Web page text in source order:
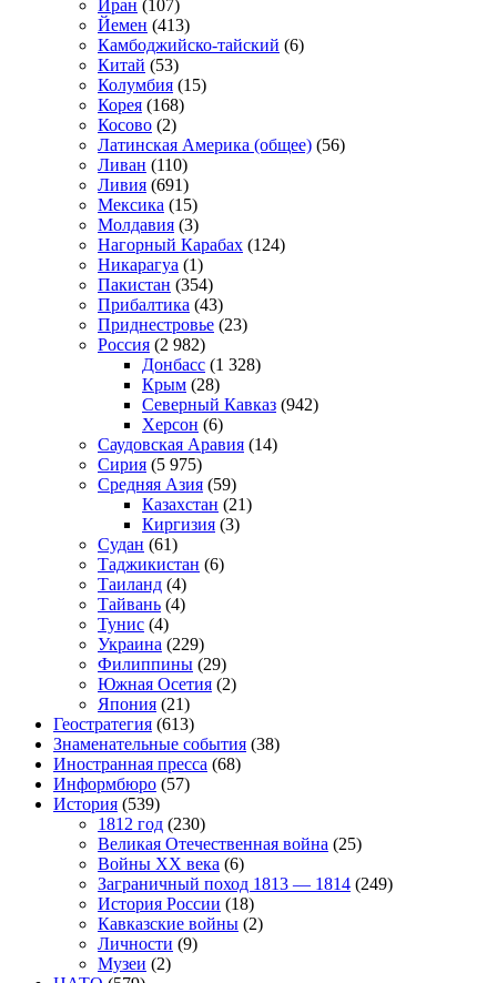
Иран (107)
Йемен (413)
Камбоджийско-тайский (6)
Китай (53)
Колумбия (15)
Корея (168)
Косово (2)
Латинская Америка (общее) (56)
Ливан (110)
Ливия (691)
Мексика (15)
Молдавия (3)
Нагорный Карабах (124)
Никарагуа (1)
Пакистан (354)
Прибалтика (43)
Приднестровье (23)
Россия (2 982)
Донбасс (1 328)
Крым (28)
Северный Кавказ (942)
Херсон (6)
Саудовская Аравия (14)
Сирия (5 975)
Средняя Азия (59)
Казахстан (21)
Киргизия (3)
Судан (61)
Таджикистан (6)
Таиланд (4)
Тайвань (4)
Тунис (4)
Украина (229)
Филиппины (29)
Южная Осетия (2)
Япония (21)
Геостратегия (613)
Знаменательные события (38)
Иностранная пресса (68)
Информбюро (57)
История (539)
1812 год (230)
Великая Отечественная война (25)
Войны XX века (6)
Заграничный поход 1813 — 1814 (249)
История России (18)
Кавказские войны (2)
Личности (9)
Музеи (2)